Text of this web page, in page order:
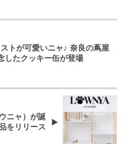
トが可愛いニャ♪ 奈良の蔦屋
したクッキー缶が登場
ニャ）が誕
をリリース